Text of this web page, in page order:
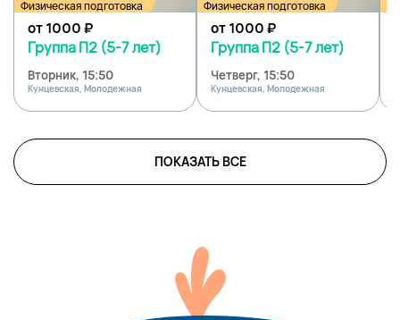
Физическая подготовка
от 1000₽
Группа П2 (5-7 лет)
Вторник, 15:50
Кунцевская, Молодежная
Физическая подготовка
от 1000₽
Группа П2 (5-7 лет)
Четверг, 15:50
Кунцевская, Молодежная
ПОКАЗАТЬ ВСЕ